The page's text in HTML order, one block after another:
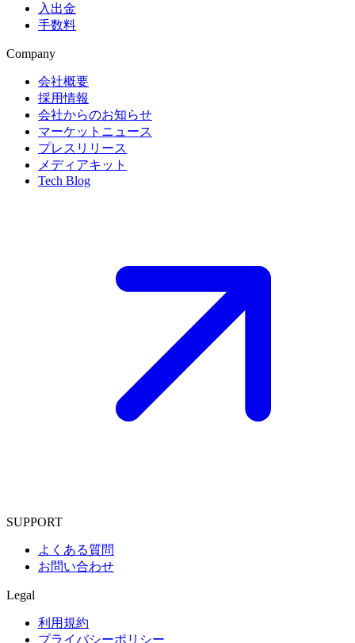
入出金
手数料
Company
会社概要
採用情報
会社からのお知らせ
マーケットニュース
プレスリリース
メディアキット
Tech Blog
SUPPORT
よくある質問
お問い合わせ
Legal
利用規約
プライバシーポリシー